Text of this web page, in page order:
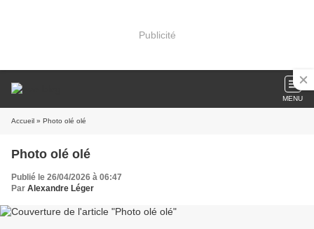
Publicité
MENU
Accueil » Photo olé olé
Photo olé olé
Publié le 26/04/2026 à 06:47
Par Alexandre Léger